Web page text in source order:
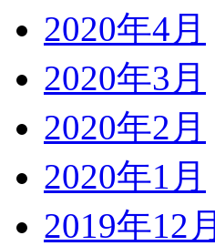
2020年4月
2020年3月
2020年2月
2020年1月
2019年12月